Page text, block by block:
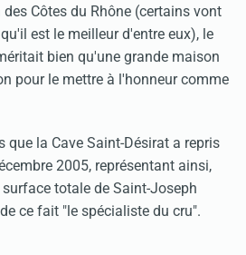
Côtes du Rhône (certains vont
est le meilleur d'entre eux), le
bien qu'une grande maison
pour le mettre à l'honneur comme
que la Cave Saint-Désirat a repris
2005, représentant ainsi,
totale de Saint-Joseph
ce fait "le spécialiste du cru".